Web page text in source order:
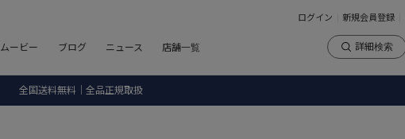
ログイン 新規会員登録
ムービー ブログ ニュース 店舗一覧 詳細検索
全国送料無料｜全品正規取扱